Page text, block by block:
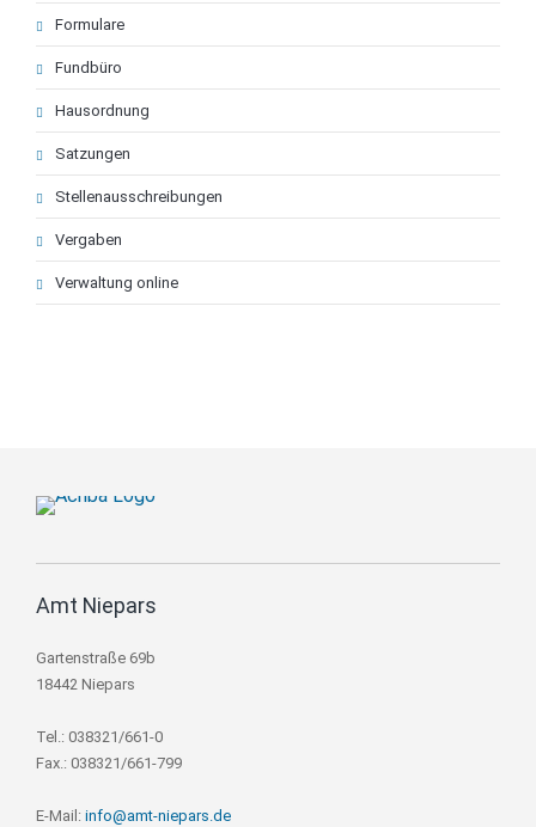
Formulare
Fundbüro
Hausordnung
Satzungen
Stellenausschreibungen
Vergaben
Verwaltung online
Amt Niepars
Gartenstraße 69b
18442 Niepars
Tel.: 038321/661-0
Fax.: 038321/661-799
E-Mail: info@amt-niepars.de